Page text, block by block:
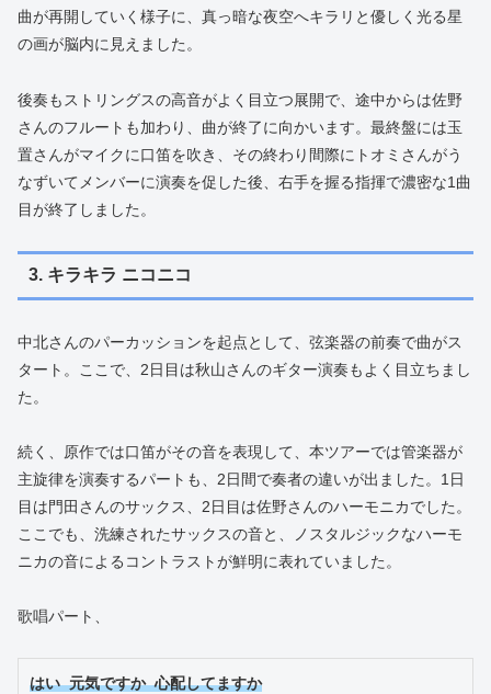
曲が再開していく様子に、真っ暗な夜空へキラリと優しく光る星
の画が脳内に見えました。
後奏もストリングスの高音がよく目立つ展開で、途中からは佐野
さんのフルートも加わり、曲が終了に向かいます。最終盤には玉
置さんがマイクに口笛を吹き、その終わり間際にトオミさんがう
なずいてメンバーに演奏を促した後、右手を握る指揮で濃密な1曲
目が終了しました。
3. キラキラ ニコニコ
中北さんのパーカッションを起点として、弦楽器の前奏で曲がス
タート。ここで、2日目は秋山さんのギター演奏もよく目立ちまし
た。
続く、原作では口笛がその音を表現して、本ツアーでは管楽器が
主旋律を演奏するパートも、2日間で奏者の違いが出ました。1日
目は門田さんのサックス、2日目は佐野さんのハーモニカでした。
ここでも、洗練されたサックスの音と、ノスタルジックなハーモ
ニカの音によるコントラストが鮮明に表れていました。
歌唱パート、
はい 元気ですか 心配してますか